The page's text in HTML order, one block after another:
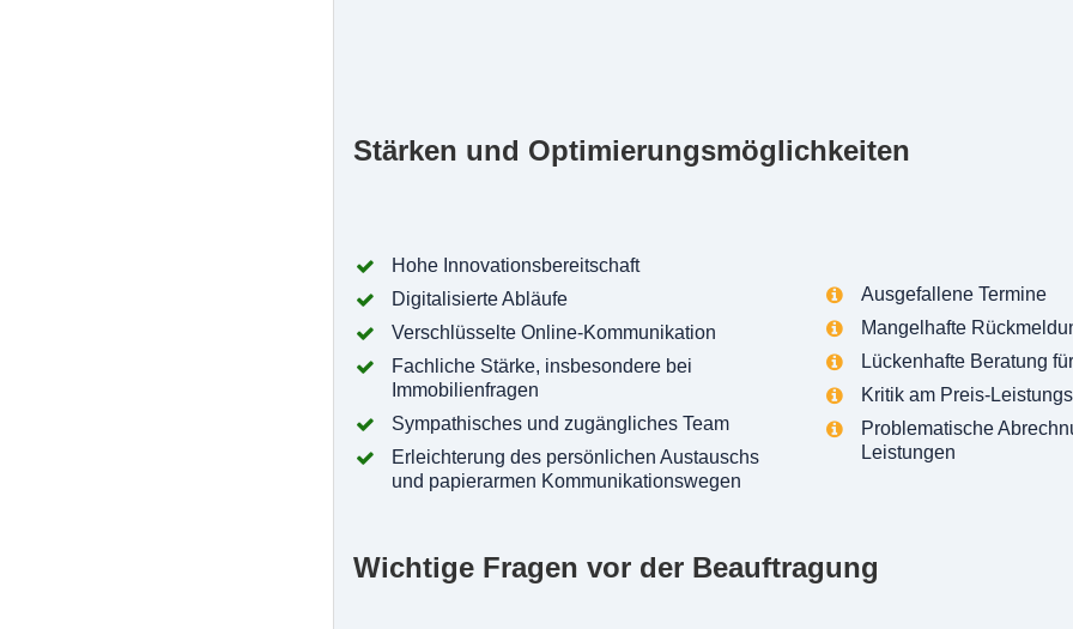
Stärken und Optimierungsmöglichkeiten
Hohe Innovationsbereitschaft
Digitalisierte Abläufe
Verschlüsselte Online-Kommunikation
Fachliche Stärke, insbesondere bei
Immobilienfragen
Sympathisches und zugängliches Team
Erleichterung des persönlichen Austauschs
und papierarmen Kommunikationswegen
Ausgefallene Termine
Mangelhafte
Lückenhafte Beratung
Kritik am Preis-
Problematische
Leistungen
Wichtige Fragen vor der Beauftragung